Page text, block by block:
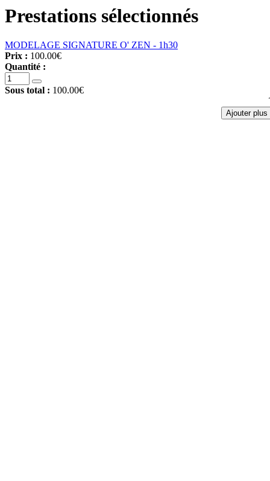
Prestations sélectionnés
MODELAGE SIGNATURE O' ZEN - 1h30
Prix : 100.00€
Quantité :
Sous total : 100.00€
Ajouter plus